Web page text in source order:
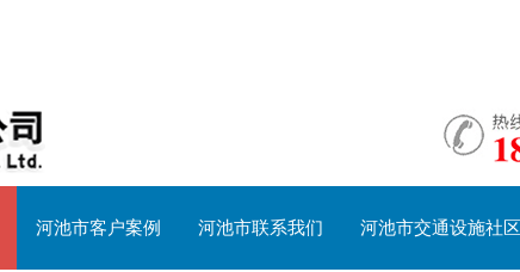
河池市客户案例 河池市联系我们 河池市交通设施社区